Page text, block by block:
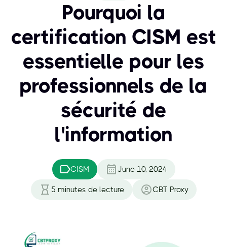
Pourquoi la
certification CISM est
essentielle pour les
professionnels de la
sécurité de
l'information
CISM June 10, 2024
5 minutes de lecture CBT Proxy